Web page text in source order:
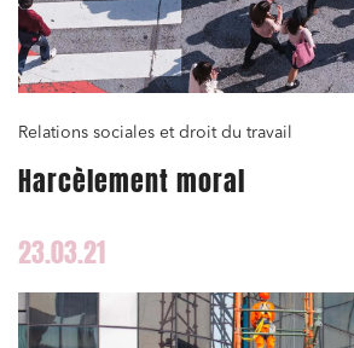
Relations sociales et droit du travail
Harcèlement moral
23.03.21